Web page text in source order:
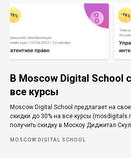
В Moscow Digital School
все курсы
Moscow Digital School предлагает на
скидки до 30% на все курсы
получить скидку в Москоу Диджитал
MOSCOW DIGITAL SCHOOL